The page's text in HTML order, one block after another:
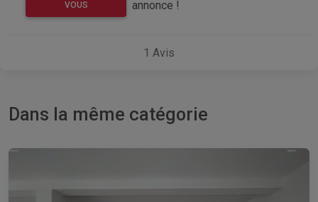
VOUS
annonce !
1 Avis
Dans la même catégorie